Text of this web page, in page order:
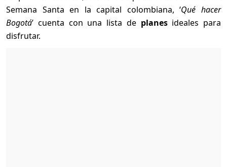
Semana Santa en la capital colombiana, ‘Qué hacer
Bogotá’ cuenta con una lista de planes ideales para
disfrutar.